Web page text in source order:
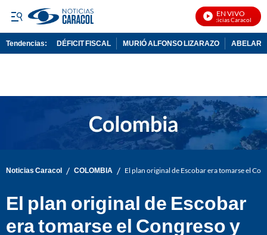
EN VIVO
Noticias Caracol En
Tendencias: DÉFICIT FISCAL MURIÓ ALFONSO LIZARAZO
Noticias Caracol / COLOMBIA / El plan original de Escobar era tomarse el
El plan original de Escobar
era tomarse el Congreso y